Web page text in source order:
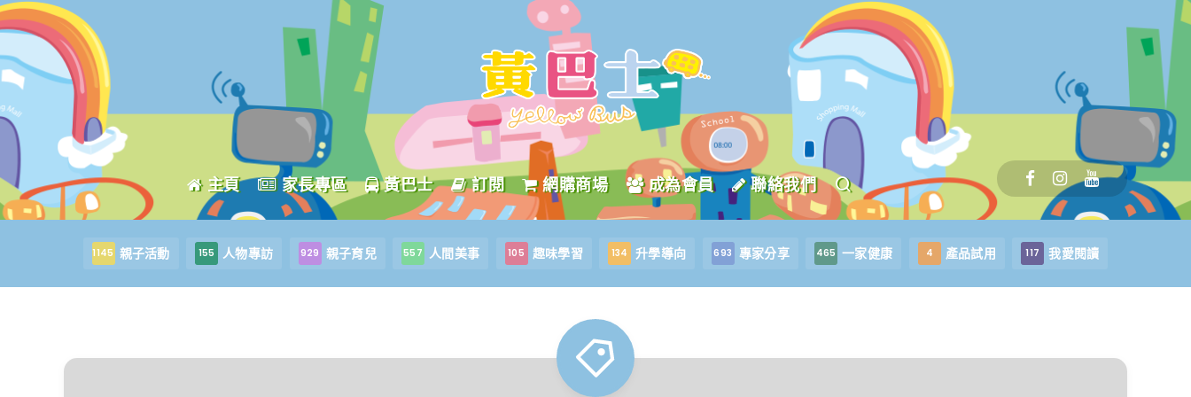
主頁 家長專區 黃巴士 訂閱 網購商場 成為會員 聯絡我們
1145 親子活動 155 人物專訪 929 親子育兒 557 人間美事 105 趣味學習 134 升學導向 693 專家分享 465 一家健康 4 產品試用 117 我愛閱讀